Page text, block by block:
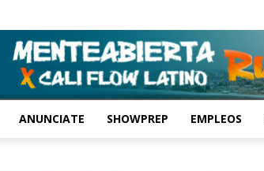
ANUNCIATE SHOWPREP EMPLEOS